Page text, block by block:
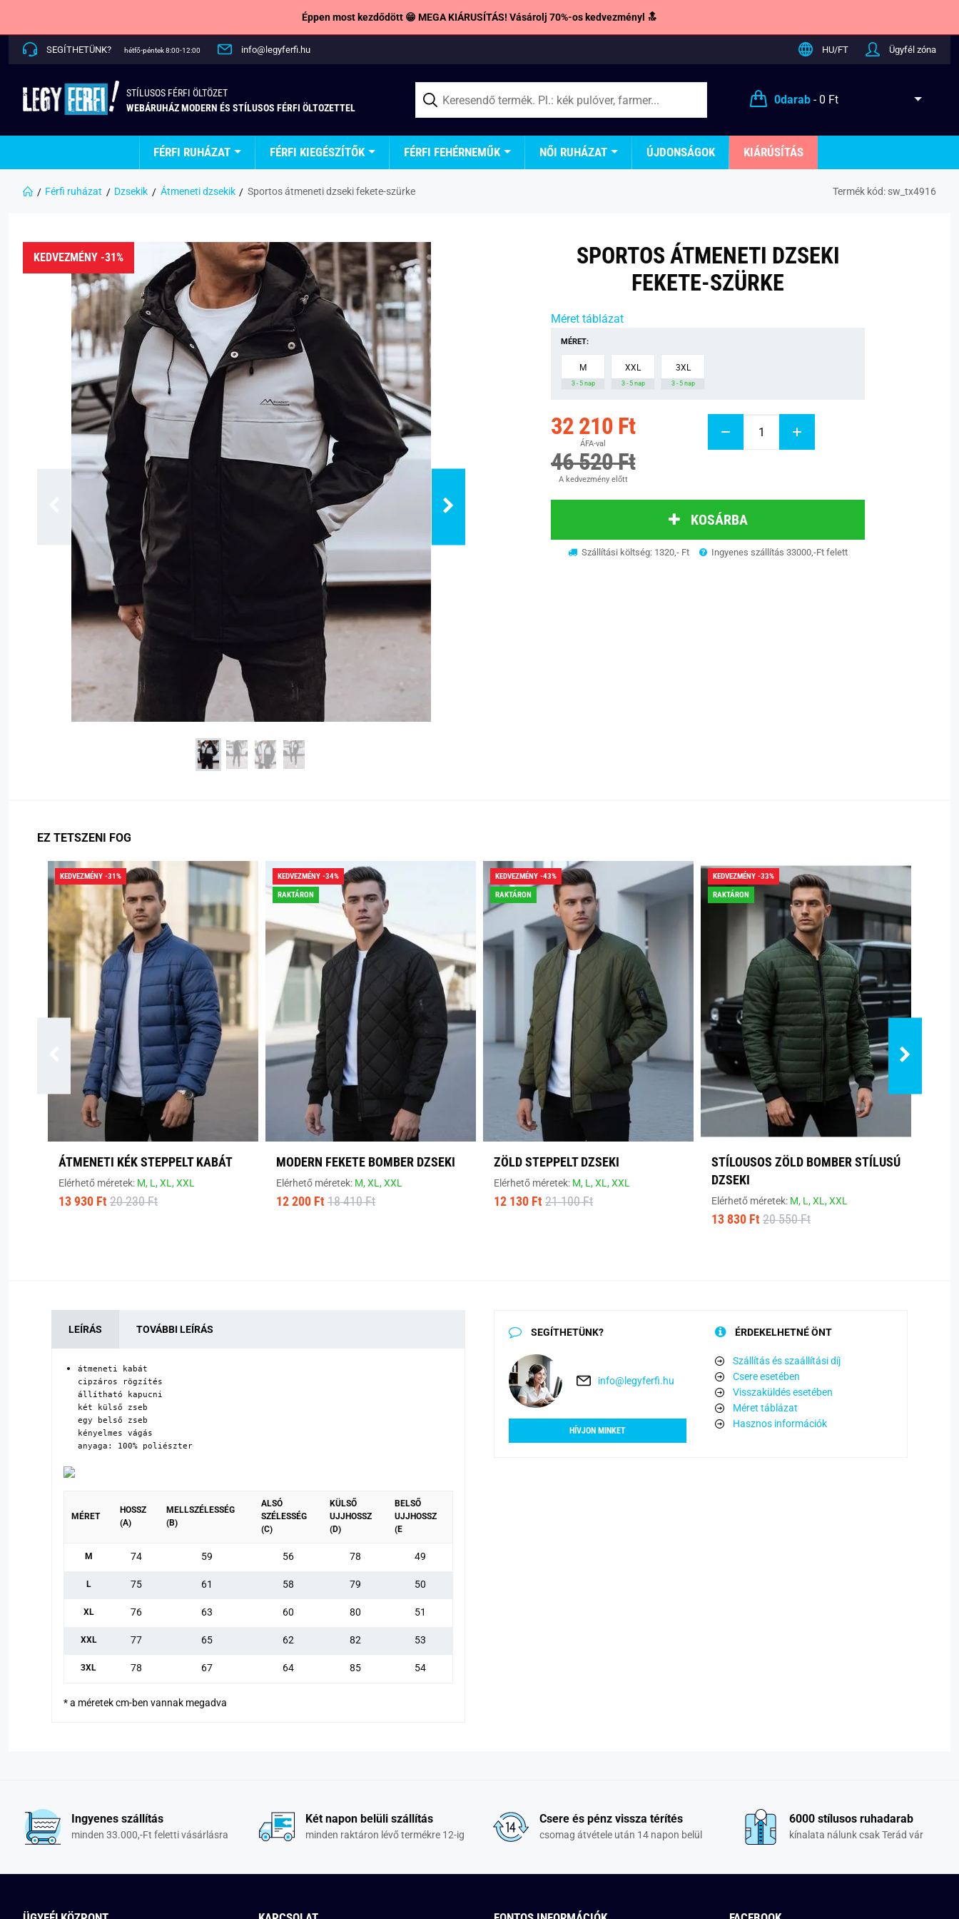
Éppen most kezdődött 😁 MEGA KIÁRUSÍTÁS! Vásárolj 70%-os kedvezményl 🔝
SEGÍTHETÜNK? hétfő-péntek 8:00-12:00 info@legyferfi.hu HU/FT Ügyfél zóna
STÍLUSOS FÉRFI ÖLTÖZET
WEBÁRUHÁZ MODERN ÉS STÍLUSOS FÉRFI ÖLTOZETTEL
0darab- 0 Ft
FÉRFI RUHÁZAT FÉRFI KIEGÉSZÍTŐK FÉRFI FEHÉRNEMŰK NŐI RUHÁZAT ÚJDONSÁGOK KIÁRÚSÍTÁS
Férfi ruházat Dzsekik Átmeneti dzsekik Sportos átmeneti dzseki fekete-szürke Termék kód: sw_tx4916
KEDVEZMÉNY -31%
SPORTOS ÁTMENETI DZSEKI
FEKETE-SZÜRKE
Méret táblázat
MÉRET:
M
3 - 5 nap
XXL
3 - 5 nap
3XL
3 - 5 nap
32 210 Ft
ÁFA-val
46 520 Ft
A kedvezmény előtt
KOSÁRBA
Szállítási költség: 1320,- Ft Ingyenes szállítás 33000,-Ft felett
EZ TETSZENI FOG
KEDVEZMÉNY -31%
ÁTMENETI KÉK STEPPELT KABÁT
Elérhető méretek: M, L,XL,XXL
13 930 Ft 20 230 Ft
KEDVEZMÉNY -34%
RAKTÁRON
MODERN FEKETE BOMBER DZSEKI
Elérhető méretek: M,XL,XXL
12 200 Ft 18 410 Ft
KEDVEZMÉNY -43%
RAKTÁRON
ZÖLD STEPPELT DZSEKI
Elérhető méretek: M, L,XL,XXL
12 130 Ft 21 100 Ft
KEDVEZMÉNY -33%
RAKTÁRON
STÍLOUSOS ZÖLD BOMBER STÍLUSÚ
DZSEKI
Elérhető méretek: M, L,XL,XXL
13 830 Ft 20 550 Ft
LEÍRÁS TOVÁBBI LEÍRÁS
átmeneti kabát
cipzáros rögzítés
állítható kapucni
két külső zseb
egy belső zseb
kényelmes vágás
anyaga: 100% poliészter
MÉRET
HOSSZ
(A)
MELLSZÉLESSÉG
(B)
ALSÓ
SZÉLESSÉG
(C)
KÜLSŐ
UJJHOSSZ
(D)
BELSŐ
UJJHOSSZ
(E
M 74 59 56 78 49
L 75 61 58 79 50
XL 76 63 60 80 51
XXL 77 65 62 82 53
3XL 78 67 64 85 54
* a méretek cm-ben vannak megadva
SEGÍTHETÜNK?
info@legyferfi.hu
HÍVJON MINKET
ÉRDEKELHETNÉ ÖNT
Szállítás és szaállítási díj
Csere esetében
Visszaküldés esetében
Méret táblázat
Hasznos információk
Ingyenes szállítás
minden 33.000,-Ft feletti vásárlásra
Két napon belüli szállítás
minden raktáron lévő termékre 12-ig
Csere és pénz vissza térítés
csomag átvétele után 14 napon belül
6000 stílusos ruhadarab
kínalata nálunk csak Terád vár